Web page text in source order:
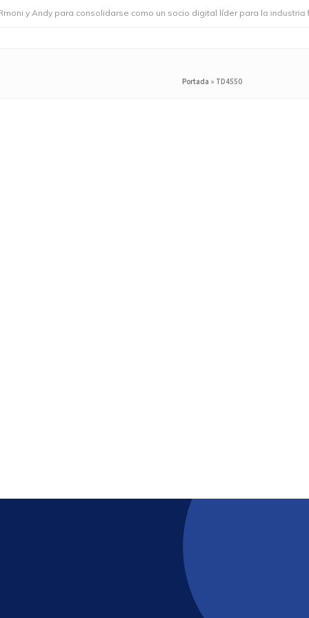
y Andy para consolidarse como un socio digital líder para la industria
Portada » TD4550